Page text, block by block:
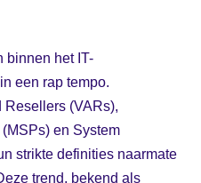
binnen het IT-
een rap tempo.
(VARs),
en System
strikte definities naarmate
trend, bekend als